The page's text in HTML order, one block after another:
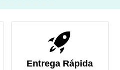
Entrega Rápida